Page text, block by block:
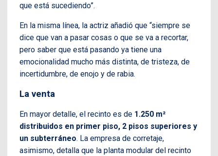
que está sucediendo”.
En la misma línea, la actriz añadió que “siempre se
dice que van a pasar cosas o que se va a recortar,
pero saber que está pasando ya tiene una
emocionalidad mucho más distinta, de tristeza, de
incertidumbre, de enojo y de rabia.
La venta
En mayor detalle, el recinto es de 1.250 m²
distribuidos en primer piso, 2 pisos superiores y
un subterráneo. La empresa de corretaje,
asimismo, detalla que la planta modular del recinto